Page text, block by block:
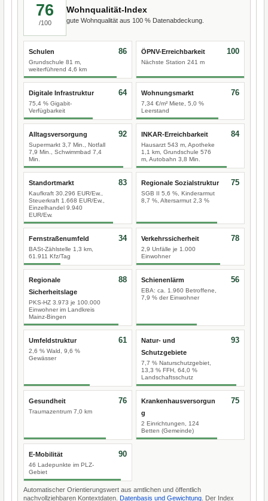
76
/100
Wohnqualität-Index
gute Wohnqualität aus 100 % Datenabdeckung.
Schulen
Grundschule 81 m,
weiterführend 4,6 km
86 ÖPNV-Erreichbarkeit
Nächste Station 241 m
100
Digitale Infrastruktur
75,4 % Gigabit-
Verfügbarkeit
64 Wohnungsmarkt
7,34 €/m² Miete, 5,0 %
Leerstand
76
Alltagsversorgung
Supermarkt 3,7 Min., Notfall
7,9 Min., Schwimmbad 7,4
Min.
92 INKAR-Erreichbarkeit
Hausarzt 543 m, Apotheke
1,1 km, Grundschule 576
m, Autobahn 3,8 Min.
84
Standortmarkt
Kaufkraft 30.296 EUR/Ew.,
Steuerkraft 1.668 EUR/Ew.,
Einzelhandel 9.940
EUR/Ew.
83 Regionale Sozialstruktur
SGB II 5,6 %, Kinderarmut
8,7 %, Altersarmut 2,3 %
75
Fernstraßenumfeld
BASt-Zählstelle 1,3 km,
61.911 Kfz/Tag
34 Verkehrssicherheit
2,9 Unfälle je 1.000
Einwohner
78
Regionale
Sicherheitslage
PKS-HZ 3.973 je 100.000
Einwohner im Landkreis
Mainz-Bingen
88 Schienenlärm
EBA: ca. 1.960 Betroffene,
7,9 % der Einwohner
56
Umfeldstruktur
2,6 % Wald, 9,6 %
Gewässer
61
Natur- und
Schutzgebiete
7,7 % Naturschutzgebiet,
13,3 % FFH, 64,0 %
Landschaftsschutz
93
Gesundheit
Traumazentrum 7,0 km
76
Krankenhausversorgun
g
2 Einrichtungen, 124
Betten (Gemeinde)
75
E-Mobilität
46 Ladepunkte im PLZ-
Gebiet
90
Automatischer Orientierungswert aus amtlichen und öffentlich
nachvollziehbaren Kontextdaten. Datenbasis und Gewichtung . Der Index